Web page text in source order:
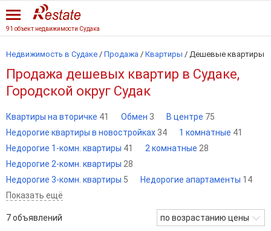
91 объект недвижимости Судака
Недвижимость в Судаке / Продажа / Квартиры / Дешевые квартиры
Продажа дешевых квартир в Судаке,
Городской округ Судак
Квартиры на вторичке 41 Обмен 3 В центре 75
Недорогие квартиры в новостройках 34 1 комнатные 41
Недорогие 1-комн. квартиры 41 2 комнатные 28
Недорогие 2-комн. квартиры 28
Недорогие 3-комн. квартиры 5 Недорогие апартаменты 14
Показать ещё
7объявлений по возрастанию цены